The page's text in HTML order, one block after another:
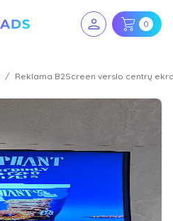
0
Reklama B2Screen verslo centrų